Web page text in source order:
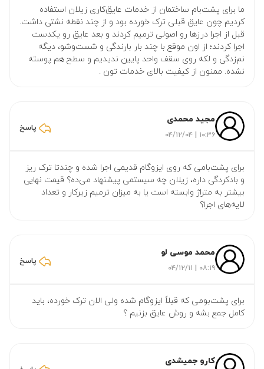
ما برای پشت‌بام ساختمان از خدمات عایق‌کاری زیلان استفاده
کردیم چون عایق قبلی ترک خورده بود و از چند نقطه نشتی داشت.
قبل از اجرا درزها رو اصولی ترمیم کردند و بعد عایق رو یکدست
اجرا کردند؛ از اون موقع با چند بار بارندگی و شست‌وشو، دیگه
نم‌زدگی و لکه روی سقف واحد پایین ندیدیم و سطح هم پوسته
نشده. ممنون از کیفیت بالای خدمات تون .
مجید محمدی
۱۰:۳۶ | ۰۴/۱۲/۰۴
برای پشت‌بامی که روی ایزوگام قدیمی اجرا شده و چندتا ترک ریز
و بادکردگی داره، زیلان چه سیستمی پیشنهاد می‌ده؟ قیمت نهایی
بیشتر به متراژ وابسته است یا به میزان ترمیم زیرکار و تعداد
لایه‌های اجرا؟
محمد موسی لو
۰۸:۱۹ | ۰۴/۱۲/۱۱
برای پشت‌بومی که قبلاً ایزوگام شده ولی الان ترک خورده، باید
کامل جمع بشه و روش عایق بزنیم ؟
کارو جمیشدی